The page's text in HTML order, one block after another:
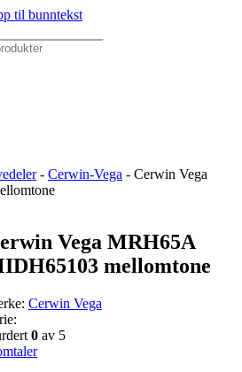
til bunntekst
- Cerwin-Vega - Cerwin Vega
Vega MRH65A
mellomtone
Cerwin Vega
0av 5